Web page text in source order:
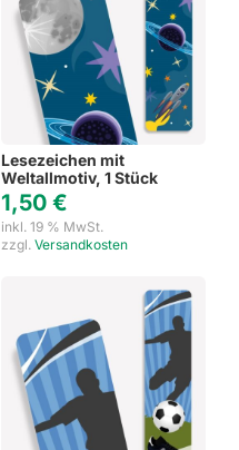
Lesezeichen mit
Weltallmotiv, 1 Stück
1,50 €
inkl. 19 % MwSt.
zzgl. Versandkosten